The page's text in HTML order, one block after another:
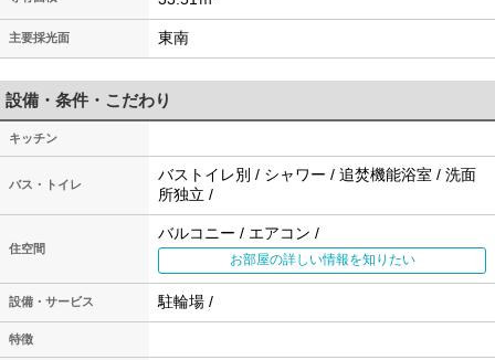
主要採光面 東南
設備・条件・こだわり
キッチン
バス・トイレ
バストイレ別 / シャワー / 追焚機能浴室 / 洗面
所独立 /
住空間
バルコニー / エアコン /
お部屋の詳しい情報を知りたい
設備・サービス 駐輪場 /
特徴